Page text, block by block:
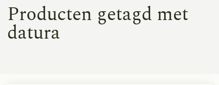
Producten getagd met
datura